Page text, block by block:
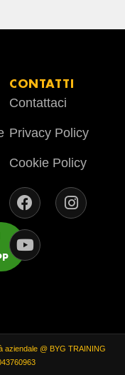
CONTATTI
Contattaci
Privacy Policy
Cookie Policy
@ BYG TRAINING